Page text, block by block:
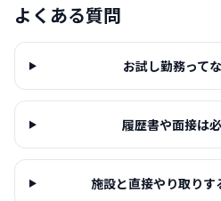
よくある質問
お試し勤務って
履歴書や面接は
施設と直接やり取り